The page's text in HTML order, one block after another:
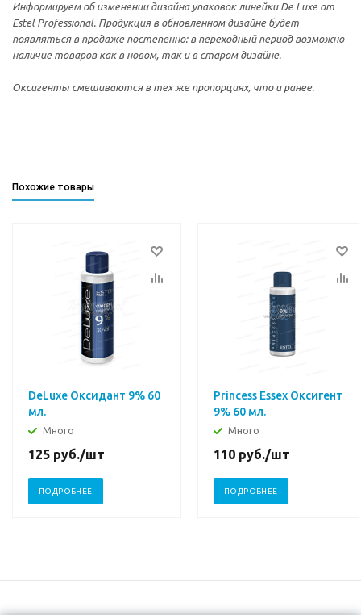
Информируем об изменении дизайна упаковок линейки De Luxe от
Estel Professional. Продукция в обновленном дизайне будет
появляться в продаже постепенно: в переходный период возможно
наличие товаров как в новом, так и в старом дизайне.
Оксигенты смешиваются в тех же пропорциях, что и ранее.
Похожие товары
DeLuxe Оксидант 9% 60
мл.
Много
125 руб./шт
ПОДРОБНЕЕ
Princess Essex Оксигент
9% 60 мл.
Много
110 руб./шт
ПОДРОБНЕЕ